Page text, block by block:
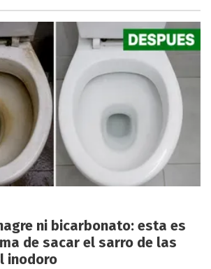
ni bicarbonato: esta es
de sacar el sarro de las
inodoro